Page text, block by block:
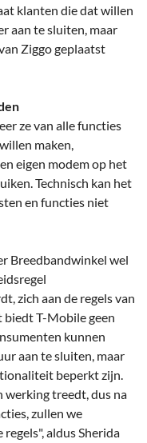
klanten die dat willen
aan te sluiten, maar
Ziggo geplaatst
ze van alle functies
maken,
eigen modem op het
Technisch kan het
en functies niet
Breedbandwinkel wel
zich aan de regels van
biedt T-Mobile geen
kunnen
aan te sluiten, maar
beperkt zijn.
werking treedt, dus na
zullen we
aldus Sherida